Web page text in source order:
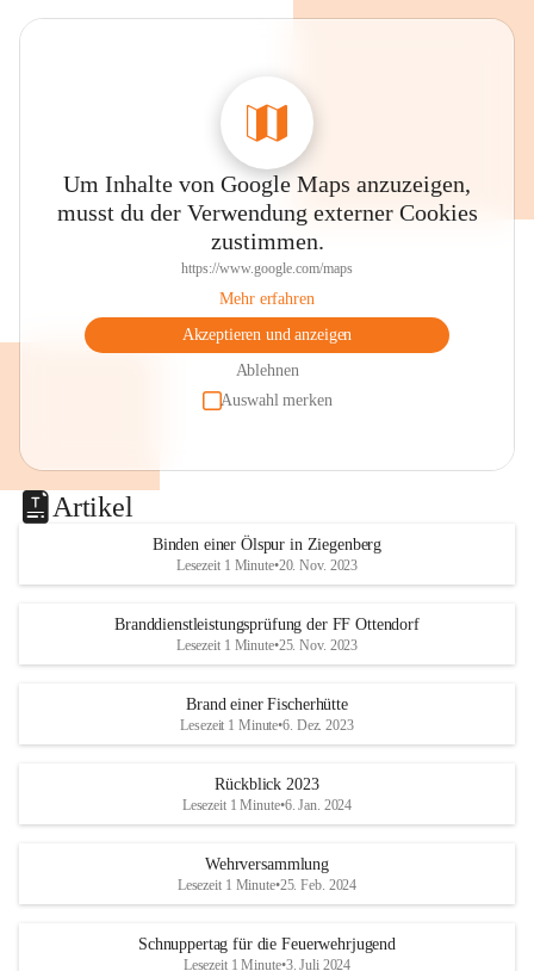
Um Inhalte von Google Maps anzuzeigen,
musst du der Verwendung externer Cookies
zustimmen.
https://www.google.com/maps
Mehr erfahren
Akzeptieren und anzeigen
Ablehnen
Auswahl merken
Artikel
Binden einer Ölspur in Ziegenberg
Lesezeit 1 Minute•20. Nov. 2023
Branddienstleistungsprüfung der FF Ottendorf
Lesezeit 1 Minute•25. Nov. 2023
Brand einer Fischerhütte
Lesezeit 1 Minute•6. Dez. 2023
Rückblick 2023
Lesezeit 1 Minute•6. Jan. 2024
Wehrversammlung
Lesezeit 1 Minute•25. Feb. 2024
Schnuppertag für die Feuerwehrjugend
Lesezeit 1 Minute•3. Juli 2024